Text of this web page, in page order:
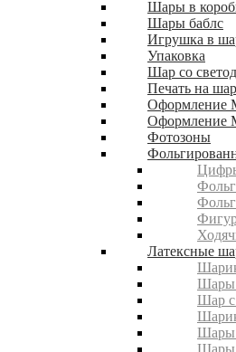
Шары в
Шары баблс
Игрушка в
Упаковка
Шар со
Печать на
Оформление
Оформление
Фотозоны
Латексные
Шары
Шар с
Шары
Шары